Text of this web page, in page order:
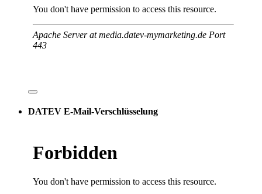
DATEV E-Mail-Verschlüsselung